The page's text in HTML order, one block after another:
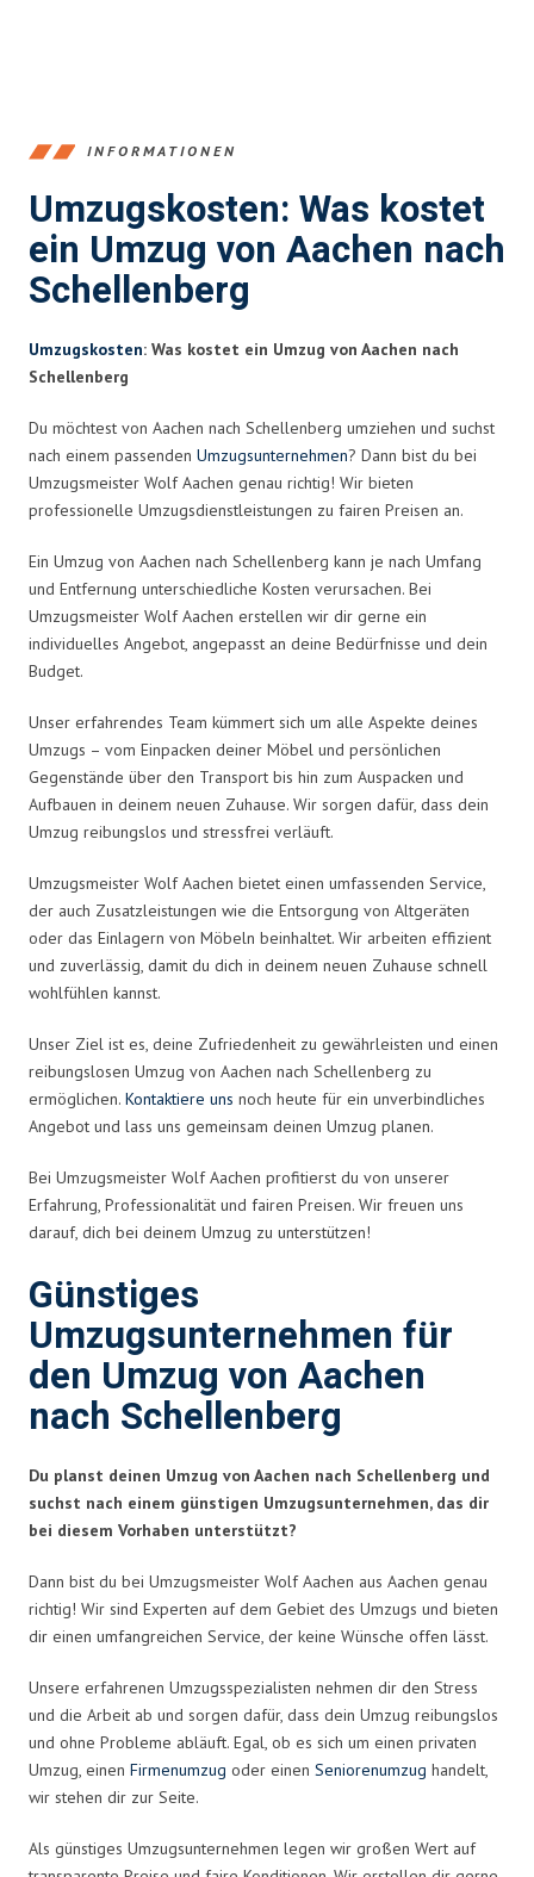
INFORMATIONEN
Umzugskosten: Was kostet
ein Umzug von Aachen nach
Schellenberg
Umzugskosten: Was kostet ein Umzug von Aachen nach
Schellenberg
Du möchtest von Aachen nach Schellenberg umziehen und suchst
nach einem passenden Umzugsunternehmen? Dann bist du bei
Umzugsmeister Wolf Aachen genau richtig! Wir bieten
professionelle Umzugsdienstleistungen zu fairen Preisen an.
Ein Umzug von Aachen nach Schellenberg kann je nach Umfang
und Entfernung unterschiedliche Kosten verursachen. Bei
Umzugsmeister Wolf Aachen erstellen wir dir gerne ein
individuelles Angebot, angepasst an deine Bedürfnisse und dein
Budget.
Unser erfahrendes Team kümmert sich um alle Aspekte deines
Umzugs – vom Einpacken deiner Möbel und persönlichen
Gegenstände über den Transport bis hin zum Auspacken und
Aufbauen in deinem neuen Zuhause. Wir sorgen dafür, dass dein
Umzug reibungslos und stressfrei verläuft.
Umzugsmeister Wolf Aachen bietet einen umfassenden Service,
der auch Zusatzleistungen wie die Entsorgung von Altgeräten
oder das Einlagern von Möbeln beinhaltet. Wir arbeiten effizient
und zuverlässig, damit du dich in deinem neuen Zuhause schnell
wohlfühlen kannst.
Unser Ziel ist es, deine Zufriedenheit zu gewährleisten und einen
reibungslosen Umzug von Aachen nach Schellenberg zu
ermöglichen. Kontaktiere uns noch heute für ein unverbindliches
Angebot und lass uns gemeinsam deinen Umzug planen.
Bei Umzugsmeister Wolf Aachen profitierst du von unserer
Erfahrung, Professionalität und fairen Preisen. Wir freuen uns
darauf, dich bei deinem Umzug zu unterstützen!
Günstiges
Umzugsunternehmen für
den Umzug von Aachen
nach Schellenberg
Du planst deinen Umzug von Aachen nach Schellenberg und
suchst nach einem günstigen Umzugsunternehmen, das dir
bei diesem Vorhaben unterstützt?
Dann bist du bei Umzugsmeister Wolf Aachen aus Aachen genau
richtig! Wir sind Experten auf dem Gebiet des Umzugs und bieten
dir einen umfangreichen Service, der keine Wünsche offen lässt.
Unsere erfahrenen Umzugsspezialisten nehmen dir den Stress
und die Arbeit ab und sorgen dafür, dass dein Umzug reibungslos
und ohne Probleme abläuft. Egal, ob es sich um einen privaten
Umzug, einen Firmenumzug oder einen Seniorenumzug handelt,
wir stehen dir zur Seite.
Als günstiges Umzugsunternehmen legen wir großen Wert auf